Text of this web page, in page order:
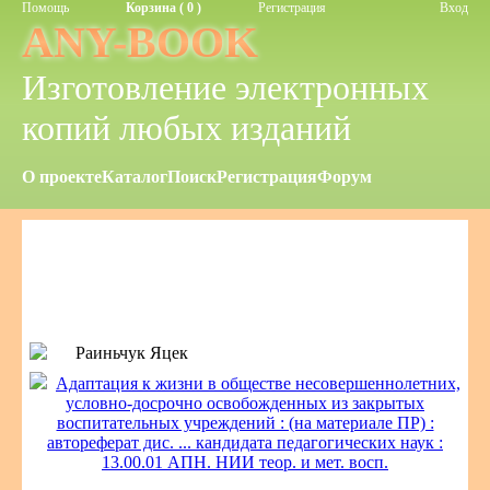
Помощь Корзина ( 0 ) Регистрация Вход
ANY-BOOK
Изготовление электронных
копий любых изданий
О проектеКаталогПоискРегистрацияФорум
Раиньчук Яцек
Адаптация к жизни в обществе несовершеннолетних,
условно-досрочно освобожденных из закрытых
воспитательных учреждений : (на материале ПР) :
автореферат дис. ... кандидата педагогических наук :
13.00.01 АПН. НИИ теор. и мет. восп.